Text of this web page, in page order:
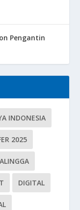
Pengantin
INDONESIA
2025
DIGITAL